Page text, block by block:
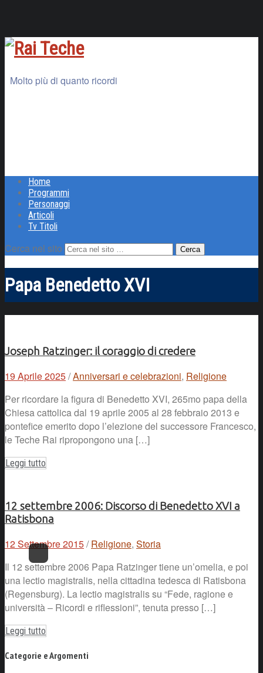
Molto più di quanto ricordi
Home
Programmi
Personaggi
Articoli
Tv Titoli
Cerca nel sito
Papa Benedetto XVI
Joseph Ratzinger: il coraggio di credere
19 Aprile 2025/Anniversari e celebrazioni, Religione
Per ricordare la figura di Benedetto XVI, 265mo papa della
Chiesa cattolica dal 19 aprile 2005 al 28 febbraio 2013 e
pontefice emerito dopo l’elezione del successore Francesco,
le Teche Rai ripropongono una […]
Leggi tutto
12 settembre 2006: Discorso di Benedetto XVI a
Ratisbona
12 Settembre 2015/ Religione, Storia
Il 12 settembre 2006 Papa Ratzinger tiene un’omelia, e poi
una lectio magistralis, nella cittadina tedesca di Ratisbona
(Regensburg). La lectio magistralis su “Fede, ragione e
università – Ricordi e riflessioni”, tenuta presso […]
Leggi tutto
Categorie e Argomenti